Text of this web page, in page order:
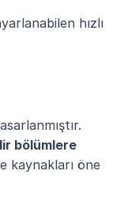
hızlı
bölümlere
kaynakları öne